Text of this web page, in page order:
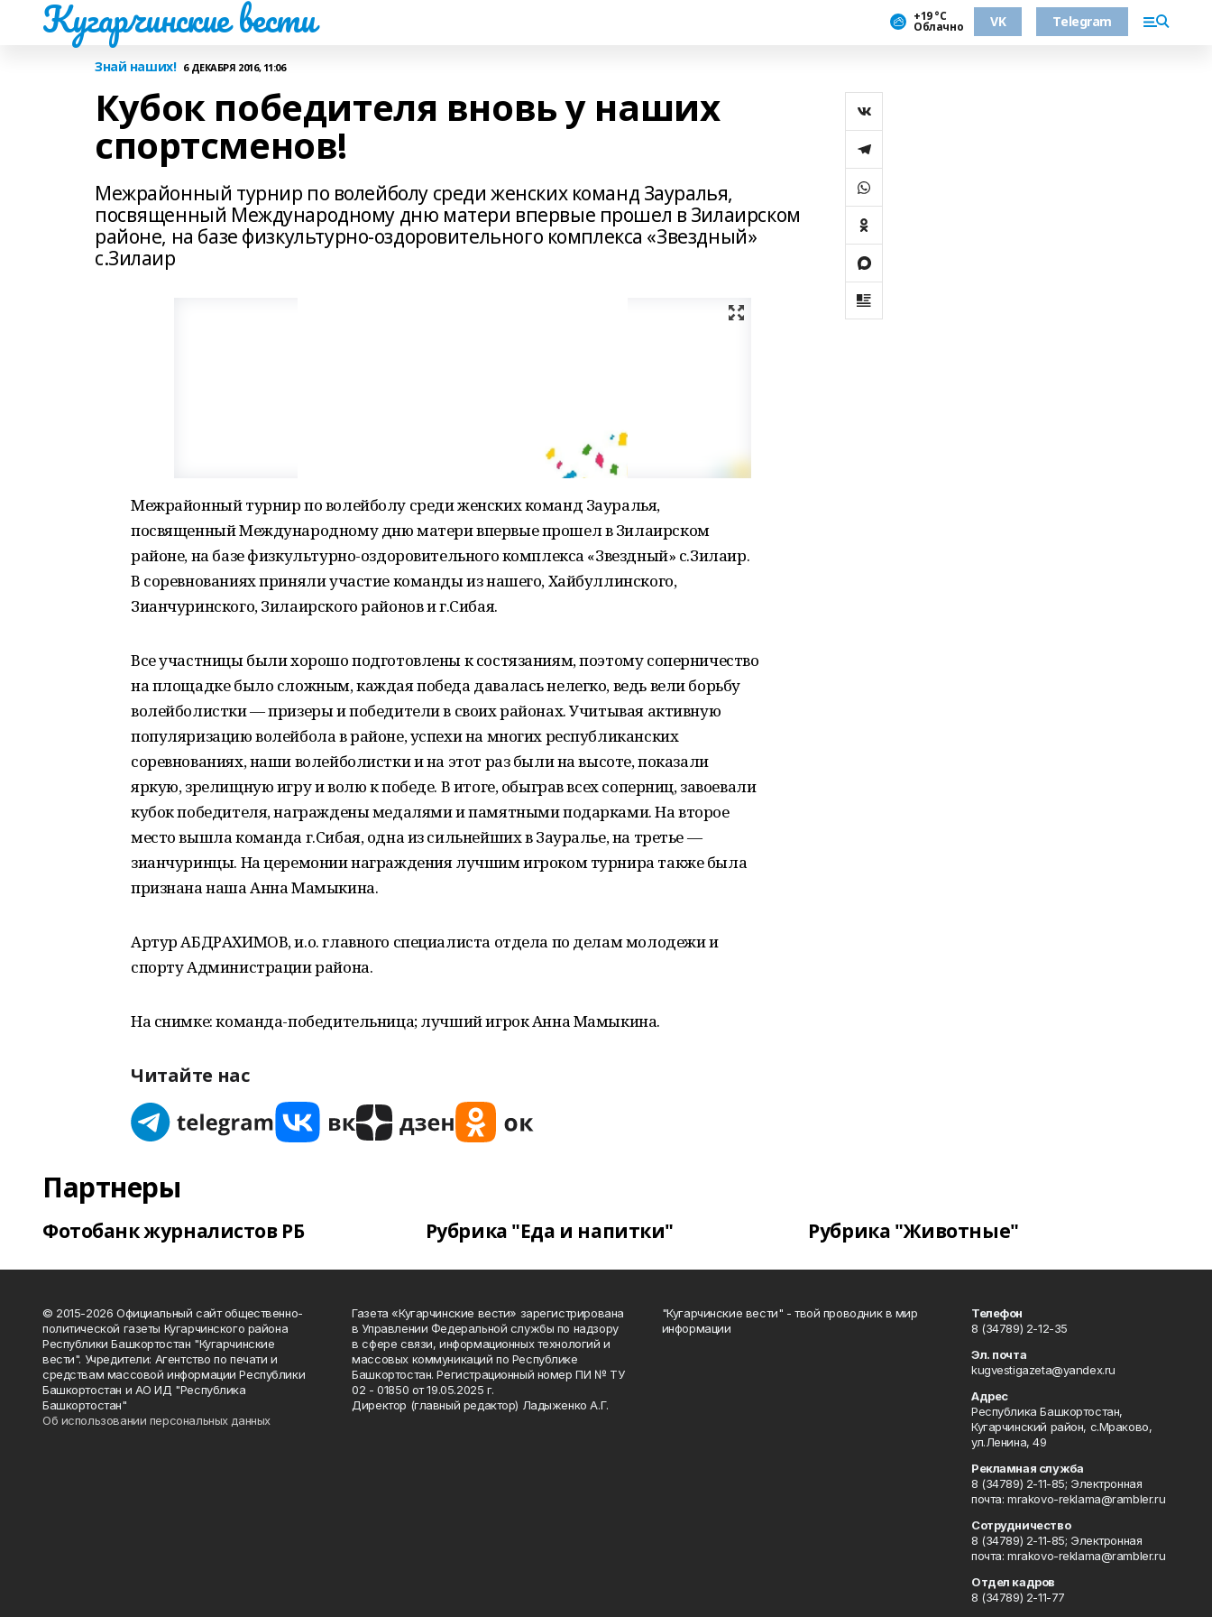
Кугарчинские вести +19 °С
Облачно VK Telegram
Знай наших! 6 ДЕКАБРЯ 2016, 11:06
Кубок победителя вновь у наших
спортсменов!
Межрайонный турнир по волейболу среди женских команд Зауралья,
посвященный Международному дню матери впервые прошел в Зилаирском
районе, на базе физкультурно-оздоровительного комплекса «Звездный»
с.Зилаир
Межрайонный турнир по волейболу среди женских команд Зауралья,
посвященный Международному дню матери впервые прошел в Зилаирском
районе, на базе физкультурно-оздоровительного комплекса «Звездный» с.Зилаир.
В соревнованиях приняли участие команды из нашего, Хайбуллинского,
Зианчуринского, Зилаирского районов и г.Сибая.
Все участницы были хорошо подготовлены к состязаниям, поэтому соперничество
на площадке было сложным, каждая победа давалась нелегко, ведь вели борьбу
волейболистки — призеры и победители в своих районах. Учитывая активную
популяризацию волейбола в районе, успехи на многих республиканских
соревнованиях, наши волейболистки и на этот раз были на высоте, показали
яркую, зрелищную игру и волю к победе. В итоге, обыграв всех соперниц, завоевали
кубок победителя, награждены медалями и памятными подарками. На второе
место вышла команда г.Сибая, одна из сильнейших в Зауралье, на третье —
зианчуринцы. На церемонии награждения лучшим игроком турнира также была
признана наша Анна Мамыкина.
Артур АБДРАХИМОВ, и.о. главного специалиста отдела по делам молодежи и
спорту Администрации района.
На снимке: команда-победительница; лучший игрок Анна Мамыкина.
Читайте нас
Партнеры
Фотобанк журналистов РБ Рубрика "Еда и напитки" Рубрика "Животные"
© 2015-2026 Официальный сайт общественно-
политической газеты Кугарчинского района
Республики Башкортостан "Кугарчинские
вести". Учредители: Агентство по печати и
средствам массовой информации Республики
Башкортостан и АО ИД "Республика
Башкортостан"
Об использовании персональных данных
Газета «Кугарчинские вести» зарегистрирована
в Управлении Федеральной службы по надзору
в сфере связи, информационных технологий и
массовых коммуникаций по Республике
Башкортостан. Регистрационный номер ПИ № ТУ
02 - 01850 от 19.05.2025 г.
Директор (главный редактор) Ладыженко А.Г.
"Кугарчинские вести" - твой проводник в мир
информации
Телефон
8 (34789) 2-12-35
Эл. почта
kugvestigazeta@yandex.ru
Адрес
Республика Башкортостан,
Кугарчинский район, с.Мраково,
ул.Ленина, 49
Рекламная служба
8 (34789) 2-11-85; Электронная
почта: mrakovo-reklama@rambler.ru
Сотрудничество
8 (34789) 2-11-85; Электронная
почта: mrakovo-reklama@rambler.ru
Отдел кадров
8 (34789) 2-11-77